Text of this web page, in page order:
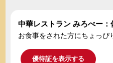
中華レストラン みろべー：
お食事をされた方にちょっぴ
優待証を表示する